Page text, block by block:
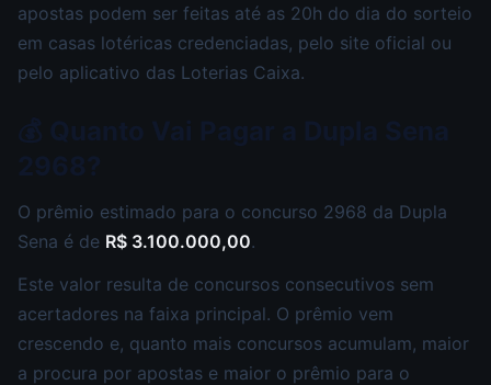
apostas podem ser feitas até as 20h do dia do sorteio
em casas lotéricas credenciadas, pelo site oficial ou
pelo aplicativo das Loterias Caixa.
O prêmio estimado para o concurso 2968 da Dupla
Sena é de R$ 3.100.000,00.
Este valor resulta de concursos consecutivos sem
acertadores na faixa principal. O prêmio vem
crescendo e, quanto mais concursos acumulam, maior
a procura por apostas e maior o prêmio para o